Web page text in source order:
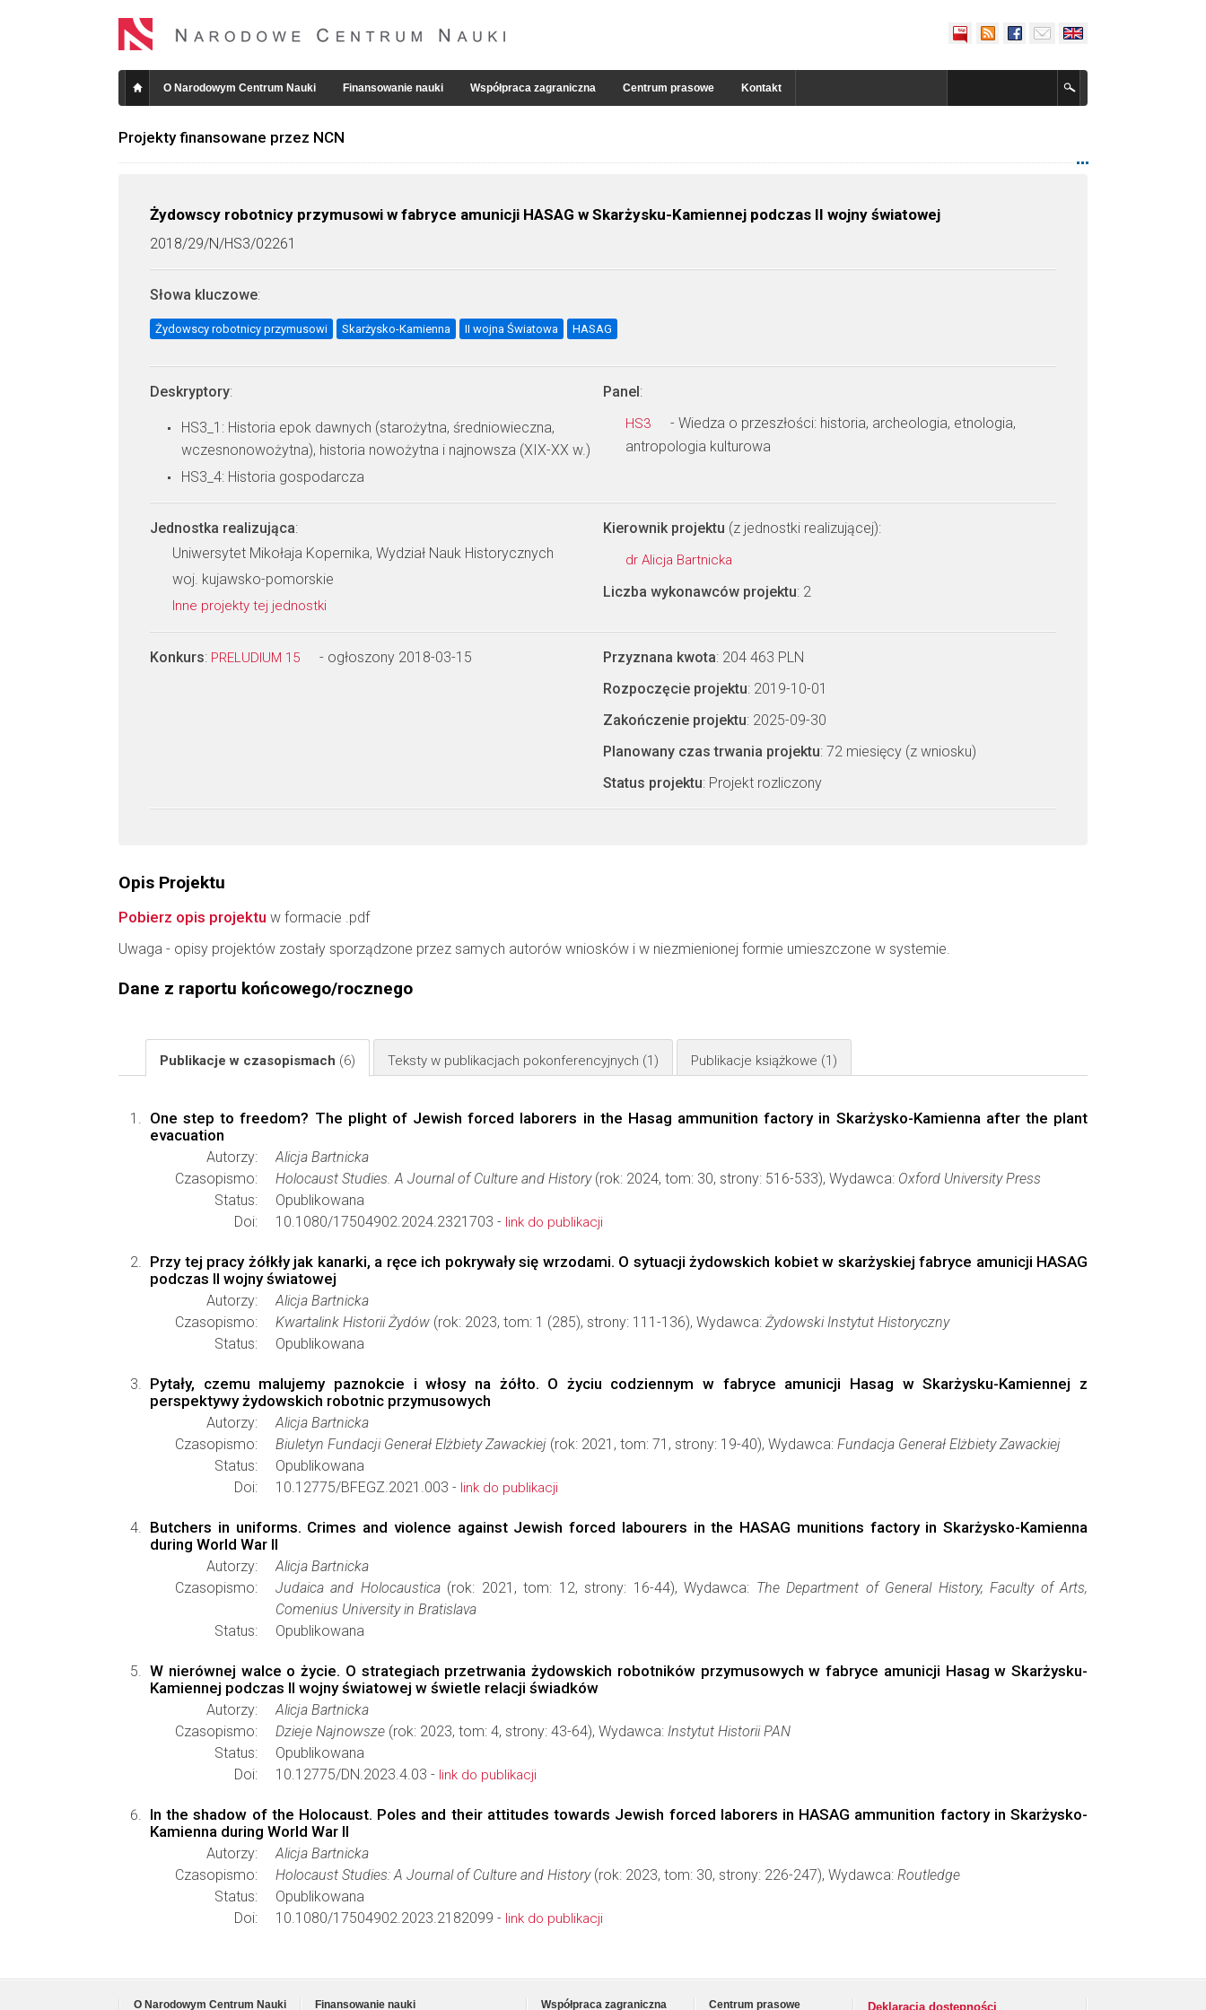
O Narodowym Centrum Nauki Finansowanie nauki Współpraca zagraniczna Centrum prasowe Kontakt
Projekty finansowane przez NCN
Żydowscy robotnicy przymusowi w fabryce amunicji HASAG w Skarżysku-Kamiennej podczas II wojny światowej
2018/29/N/HS3/02261
Słowa kluczowe:
Żydowscy robotnicy przymusowi Skarżysko-Kamienna II wojna Światowa HASAG
Deskryptory:
HS3_1: Historia epok dawnych (starożytna, średniowieczna,
wczesnonowożytna), historia nowożytna i najnowsza (XIX-XX w.)
HS3_4: Historia gospodarcza
Panel:
HS3
- Wiedza o przeszłości: historia, archeologia, etnologia,
antropologia kulturowa
Jednostka realizująca:
Uniwersytet Mikołaja Kopernika, Wydział Nauk Historycznych
woj. kujawsko-pomorskie
Inne projekty tej jednostki
Kierownik projektu (z jednostki realizującej):
dr Alicja Bartnicka
Liczba wykonawców projektu: 2
Konkurs: PRELUDIUM 15 - ogłoszony 2018-03-15 Przyznana kwota: 204 463 PLN
Rozpoczęcie projektu: 2019-10-01
Zakończenie projektu: 2025-09-30
Planowany czas trwania projektu: 72 miesięcy (z wniosku)
Status projektu: Projekt rozliczony
Opis Projektu
Pobierz opis projektu w formacie .pdf
Uwaga - opisy projektów zostały sporządzone przez samych autorów wniosków i w niezmienionej formie umieszczone w systemie.
Dane z raportu końcowego/rocznego
Publikacje w czasopismach (6) Teksty w publikacjach pokonferencyjnych (1) Publikacje książkowe (1)
One step to freedom? The plight of Jewish forced laborers in the Hasag ammunition factory in Skarżysko-Kamienna after the plant
evacuation
Autorzy:
Alicja Bartnicka
Czasopismo:
Holocaust Studies. A Journal of Culture and History(rok: 2024, tom: 30, strony: 516-533), Wydawca: Oxford University Press
Status:
Opublikowana
Doi:
10.1080/17504902.2024.2321703 - link do publikacji
Przy tej pracy żółkły jak kanarki, a ręce ich pokrywały się wrzodami. O sytuacji żydowskich kobiet w skarżyskiej fabryce amunicji HASAG
podczas II wojny światowej
Autorzy:
Alicja Bartnicka
Czasopismo:
Kwartalink Historii Żydów (rok: 2023, tom: 1 (285), strony: 111-136), Wydawca: Żydowski Instytut Historyczny
Status:
Opublikowana
Pytały, czemu malujemy paznokcie i włosy na żółto. O życiu codziennym w fabryce amunicji Hasag w Skarżysku-Kamiennej z
perspektywy żydowskich robotnic przymusowych
Autorzy:
Alicja Bartnicka
Czasopismo:
Biuletyn Fundacji Generał Elżbiety Zawackiej (rok: 2021, tom: 71, strony: 19-40), Wydawca: Fundacja Generał Elżbiety Zawackiej
Status:
Opublikowana
Doi:
10.12775/BFEGZ.2021.003 - link do publikacji
Butchers in uniforms. Crimes and violence against Jewish forced labourers in the HASAG munitions factory in Skarżysko-Kamienna
during World War II
Autorzy:
Alicja Bartnicka
Czasopismo:
Judaica and Holocaustica(rok: 2021, tom: 12, strony: 16-44), Wydawca: The Department of General History, Faculty of Arts,
Comenius University in Bratislava
Status:
Opublikowana
W nierównej walce o życie. O strategiach przetrwania żydowskich robotników przymusowych w fabryce amunicji Hasag w Skarżysku-
Kamiennej podczas II wojny światowej w świetle relacji świadków
Autorzy:
Alicja Bartnicka
Czasopismo:
Dzieje Najnowsze (rok: 2023, tom: 4, strony: 43-64), Wydawca: Instytut Historii PAN
Status:
Opublikowana
Doi:
10.12775/DN.2023.4.03 - link do publikacji
In the shadow of the Holocaust. Poles and their attitudes towards Jewish forced laborers in HASAG ammunition factory in Skarżysko-
Kamienna during World War II
Autorzy:
Alicja Bartnicka
Czasopismo:
Holocaust Studies: A Journal of Culture and History(rok: 2023, tom: 30, strony: 226-247), Wydawca: Routledge
Status:
Opublikowana
Doi:
10.1080/17504902.2023.2182099 - link do publikacji
O Narodowym Centrum Nauki Finansowanie nauki Współpraca zagraniczna Centrum prasowe Deklaracja dostępności